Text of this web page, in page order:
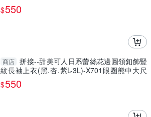
碼
$550
商店 拼接--甜美可人日系蕾絲花邊圓領釦飾豎
紋長袖上衣(黑.杏.紫L-3L)-X701眼圈熊中大尺
碼
$550